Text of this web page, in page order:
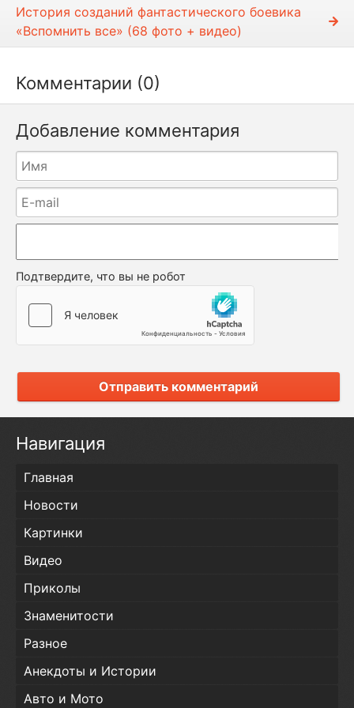
История созданий фантастического боевика
«Вспомнить все» (68 фото + видео)
Комментарии (0)
Добавление комментария
Подтвердите, что вы не робот
Отправить комментарий
Навигация
Главная
Новости
Картинки
Видео
Приколы
Знаменитости
Разное
Анекдоты и Истории
Авто и Мото